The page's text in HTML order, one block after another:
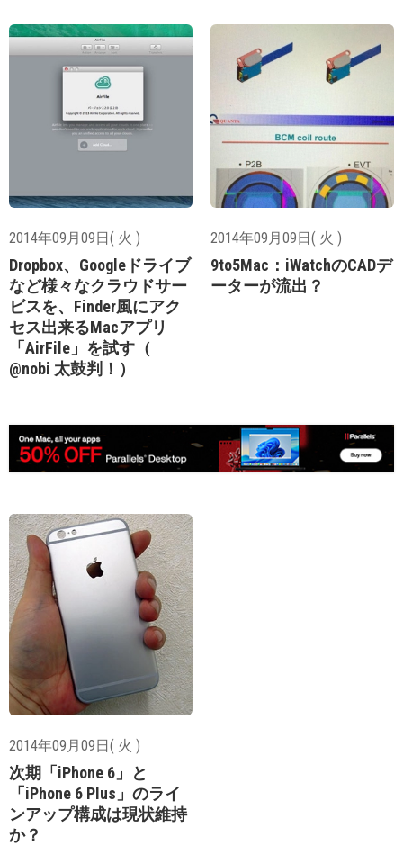
2014年09月09日( 火 )
Dropbox、Googleドライブ
など様々なクラウドサー
ビスを、Finder風にアク
セス出来るMacアプリ
「AirFile」を試す（
@nobi 太鼓判！）
2014年09月09日( 火 )
9to5Mac：iWatchのCADデ
ーターが流出？
2014年09月09日( 火 )
次期「iPhone 6」と
「iPhone 6 Plus」のライ
ンアップ構成は現状維持
か？